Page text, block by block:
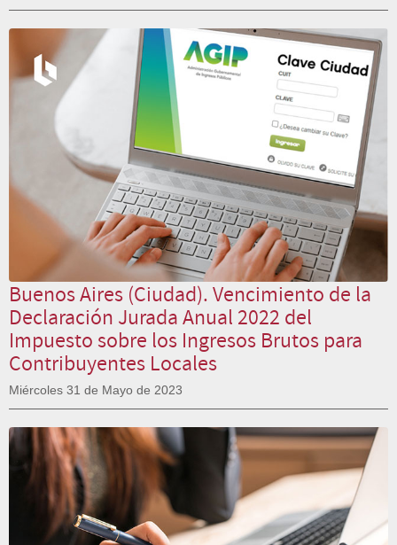
Buenos Aires (Ciudad). Vencimiento de la
Declaración Jurada Anual 2022 del
Impuesto sobre los Ingresos Brutos para
Contribuyentes Locales
Miércoles 31 de Mayo de 2023